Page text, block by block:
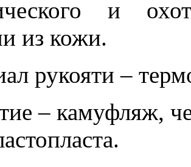
и
из кожи.
рукояти –
– камуфляж,